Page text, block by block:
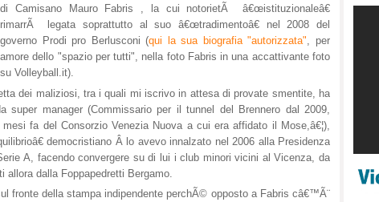
di Camisano Mauro Fabris , la cui notorietÃ â€œistituzionaleâ€
rimarrÃ legata soprattutto al suo â€œtradimentoâ€ nel 2008 del
governo Prodi pro Berlusconi (qui la sua biografia "autorizzata", per
amore dello "spazio per tutti", nella foto Fabris in una accattivante foto
su Volleyball.it).
dei maliziosi, tra i quali mi iscrivo in attesa di provate smentite, ha
super manager (Commissario per il tunnel del Brennero dal 2009,
fa del Consorzio Venezia Nuova a cui era affidato il Mose,â€¦),
democristiano Â lo avevo innalzato nel 2006 alla Presidenza
A, facendo convergere su di lui i club minori vicini al Vicenza, da
allora dalla Foppapedretti Bergamo.
fronte della stampa indipendente perchÃ© opposto a Fabris câ€™Ã¨